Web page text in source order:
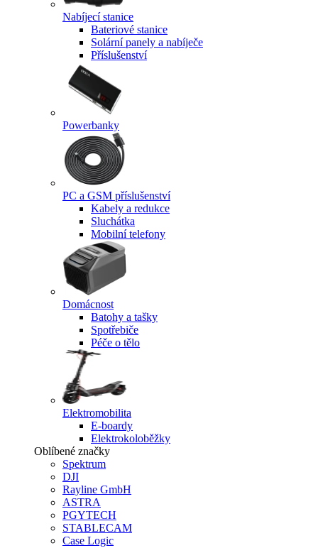
Nabíjecí stanice
Bateriové stanice
Solární panely a nabíječe
Příslušenství
Powerbanky
PC a GSM příslušenství
Kabely a redukce
Sluchátka
Mobilní telefony
Domácnost
Batohy a tašky
Spotřebiče
Péče o tělo
Elektromobilita
E-boardy
Elektrokoloběžky
Oblíbené značky
Spektrum
DJI
Rayline GmbH
ASTRA
PGYTECH
STABLECAM
Case Logic